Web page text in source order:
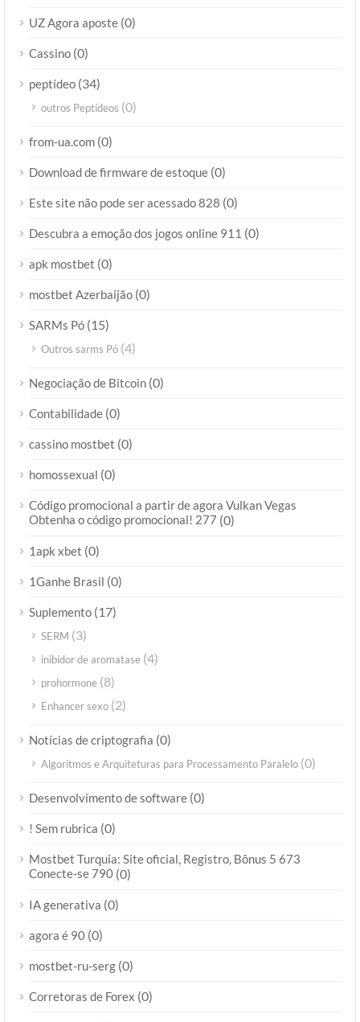
UZ Agora aposte (0)
Cassino (0)
peptídeo (34)
outros Peptídeos (0)
from-ua.com (0)
Download de firmware de estoque (0)
Este site não pode ser acessado 828 (0)
Descubra a emoção dos jogos online 911 (0)
apk mostbet (0)
mostbet Azerbaijão (0)
SARMs Pó (15)
Outros sarms Pó (4)
Negociação de Bitcoin (0)
Contabilidade (0)
cassino mostbet (0)
homossexual (0)
Código promocional a partir de agora Vulkan Vegas
Obtenha o código promocional! 277 (0)
1apk xbet (0)
1Ganhe Brasil (0)
Suplemento (17)
SERM (3)
inibidor de aromatase (4)
prohormone (8)
Enhancer sexo (2)
Notícias de criptografia (0)
Algoritmos e Arquiteturas para Processamento Paralelo (0)
Desenvolvimento de software (0)
! Sem rubrica (0)
Mostbet Turquia: Site oficial, Registro, Bônus 5 673
Conecte-se 790 (0)
IA generativa (0)
agora é 90 (0)
mostbet-ru-serg (0)
Corretoras de Forex (0)